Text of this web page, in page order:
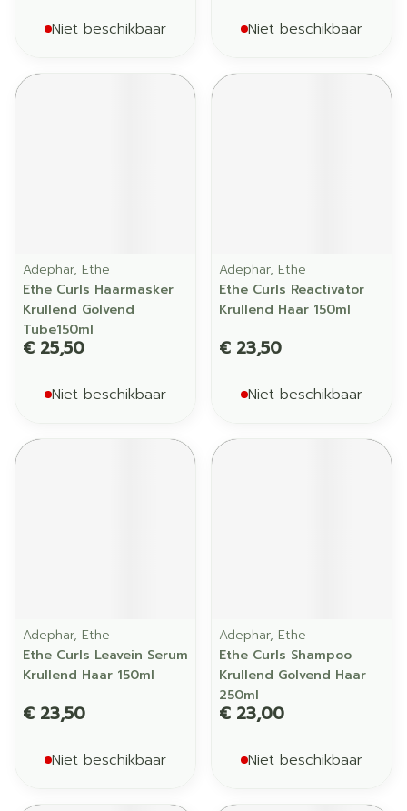
Niet beschikbaar Niet beschikbaar
Adephar, Ethe
Ethe Curls Haarmasker
Krullend Golvend
Tube150ml
€ 25,50
Niet beschikbaar
Adephar, Ethe
Ethe Curls Reactivator
Krullend Haar 150ml
€ 23,50
Niet beschikbaar
Adephar, Ethe
Ethe Curls Leavein Serum
Krullend Haar 150ml
€ 23,50
Niet beschikbaar
Adephar, Ethe
Ethe Curls Shampoo
Krullend Golvend Haar
250ml
€ 23,00
Niet beschikbaar